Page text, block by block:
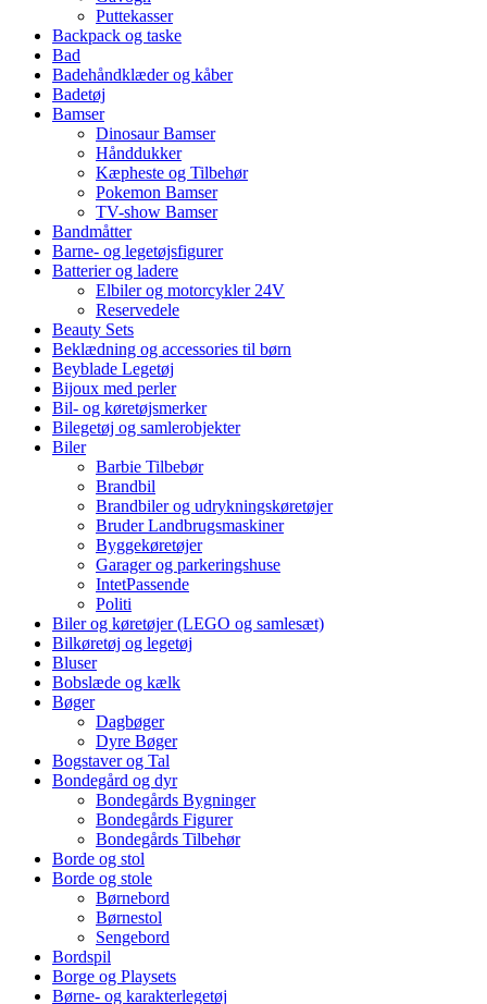
Puttekasser
Backpack og taske
Bad
Badehåndklæder og kåber
Badetøj
Bamser
Dinosaur Bamser
Hånddukker
Kæpheste og Tilbehør
Pokemon Bamser
TV-show Bamser
Bandmåtter
Barne- og legetøjsfigurer
Batterier og ladere
Elbiler og motorcykler 24V
Reservedele
Beauty Sets
Beklædning og accessories til børn
Beyblade Legetøj
Bijoux med perler
Bil- og køretøjsmerker
Bilegetøj og samlerobjekter
Biler
Barbie Tilbebør
Brandbil
Brandbiler og udrykningskøretøjer
Bruder Landbrugsmaskiner
Byggekøretøjer
Garager og parkeringshuse
IntetPassende
Politi
Biler og køretøjer (LEGO og samlesæt)
Bilkøretøj og legetøj
Bluser
Bobslæde og kælk
Bøger
Dagbøger
Dyre Bøger
Bogstaver og Tal
Bondegård og dyr
Bondegårds Bygninger
Bondegårds Figurer
Bondegårds Tilbehør
Borde og stol
Borde og stole
Børnebord
Børnestol
Sengebord
Bordspil
Borge og Playsets
Børne- og karakterlegetøj